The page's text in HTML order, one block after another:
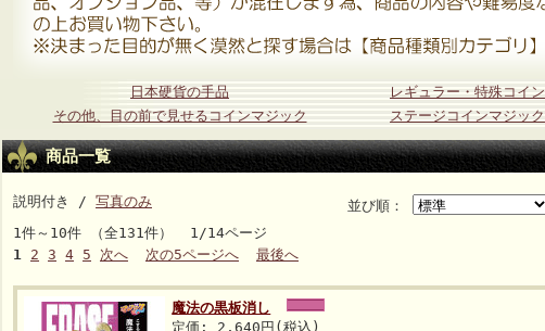
日本硬貨の手品 レギュラー・特殊コイン
その他、目の前で見せるコインマジック
ステージコインマジック
商品一覧
並び順：
説明付き / 写真のみ
1件～10件 （全131件） 1/14ページ
1 2 3 4 5 次へ 次の5ページへ 最後へ
魔法の黒板消し
定価: 2,640円(税込)